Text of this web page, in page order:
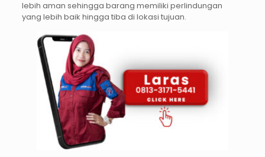
lebih aman sehingga barang memiliki perlindungan
yang lebih baik hingga tiba di lokasi tujuan.